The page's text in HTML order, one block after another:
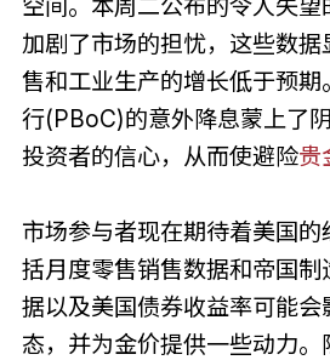
加剧了市场的担忧，这些数
售和工业生产的增长低于预
行(PBoC)的意外降息蒙上了
投资者的信心，从而使避险贵
市场参与者现在期待着美国
括月度零售销售数据和帝国
据以及美国债券收益率可能会
态，并为金价提供一些动力